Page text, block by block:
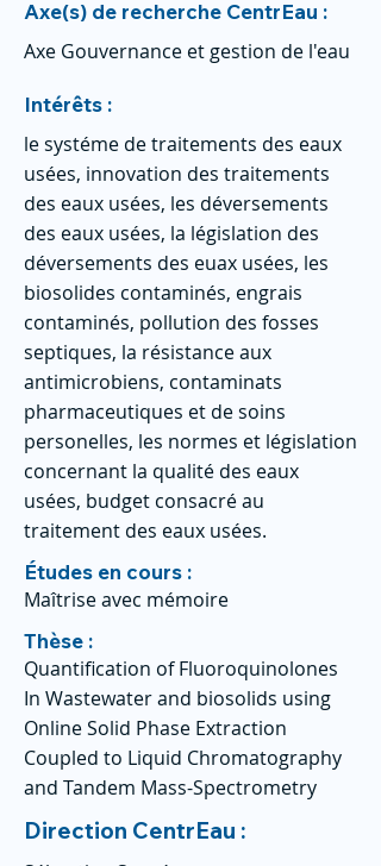
Axe(s) de recherche CentrEau :
Axe Gouvernance et gestion de l'eau
Intérêts :
le systéme de traitements des eaux
usées, innovation des traitements
des eaux usées, les déversements
des eaux usées, la législation des
déversements des euax usées, les
biosolides contaminés, engrais
contaminés, pollution des fosses
septiques, la résistance aux
antimicrobiens, contaminats
pharmaceutiques et de soins
personelles, les normes et législation
concernant la qualité des eaux
usées, budget consacré au
traitement des eaux usées.
Études en cours :
Maîtrise avec mémoire
Thèse :
Quantification of Fluoroquinolones
In Wastewater and biosolids using
Online Solid Phase Extraction
Coupled to Liquid Chromatography
and Tandem Mass-Spectrometry
Direction CentrEau :